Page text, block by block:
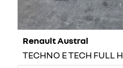
Renault Austral
TECHNO E TECH FULL